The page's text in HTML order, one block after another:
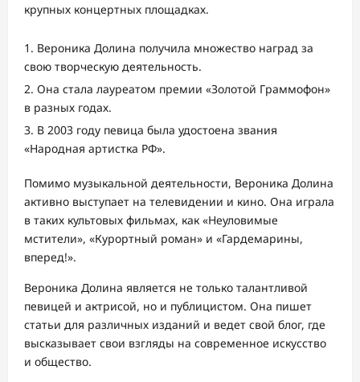
крупных концертных площадках.
Вероника Долина получила множество наград за
свою творческую деятельность.
Она стала лауреатом премии «Золотой Граммофон»
в разных годах.
В 2003 году певица была удостоена звания
«Народная артистка РФ».
Помимо музыкальной деятельности, Вероника Долина
активно выступает на телевидении и кино. Она играла
в таких культовых фильмах, как «Неуловимые
мстители», «Курортный роман» и «Гардемарины,
вперед!».
Вероника Долина является не только талантливой
певицей и актрисой, но и публицистом. Она пишет
статьи для различных изданий и ведет свой блог, где
высказывает свои взгляды на современное искусство
и общество.